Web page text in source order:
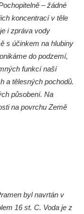
– žádné
koncentrací v těle
i zpráva vody
s účinkem na hlubiny
do podzemí,
funkcí naší
a tělesných pochodů.
působení. Na
na povrchu Země
byl navrtán v
16 st. C. Voda je z